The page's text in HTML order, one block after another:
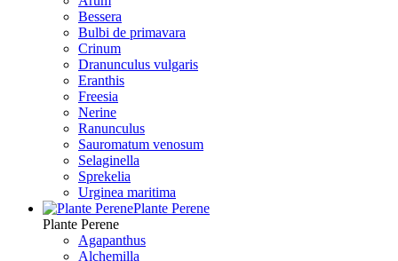
Bessera
Bulbi de primavara
Crinum
Dranunculus vulgaris
Eranthis
Freesiа
Nerine
Ranunculus
Sauromatum venosum
Selaginella
Sprekelia
Urginea maritima
Plante Perene
Plante Perene
Agapanthus
Alchemilla